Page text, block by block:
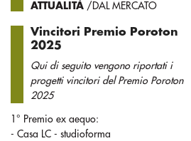
ATTUALITÀ /DAL MERCATO
Vincitori Premio Poroton
2025
Qui di seguito vengono riportati i
progetti vincitori del Premio Poroton
2025
1° Premio ex aequo:
- Casa LC - studioforma